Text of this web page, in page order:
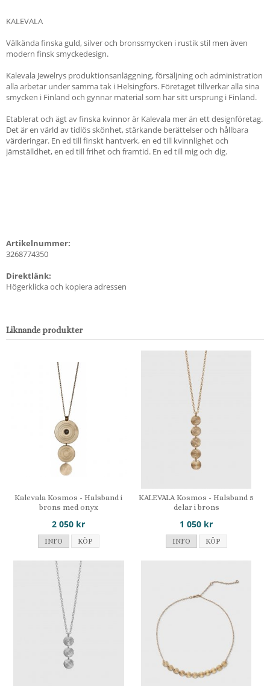
KALEVALA
Välkända finska guld, silver och bronssmycken i rustik stil men även
modern finsk smyckedesign.
Kalevala Jewelrys produktionsanläggning, försäljning och administration
alla arbetar under samma tak i Helsingfors. Företaget tillverkar alla sina
smycken i Finland och gynnar material som har sitt ursprung i Finland.
Etablerat och ägt av finska kvinnor är Kalevala mer än ett designföretag.
Det är en värld av tidlös skönhet, stärkande berättelser och hållbara
värderingar. En ed till finskt hantverk, en ed till kvinnlighet och
jämställdhet, en ed till frihet och framtid. En ed till mig och dig.
Artikelnummer:
3268774350
Direktlänk:
Högerklicka och kopiera adressen
Liknande produkter
Kalevala Kosmos - Halsband i
brons med onyx
2 050 kr
INFO KÖP
KALEVALA Kosmos - Halsband 5
delar i brons
1 050 kr
INFO KÖP